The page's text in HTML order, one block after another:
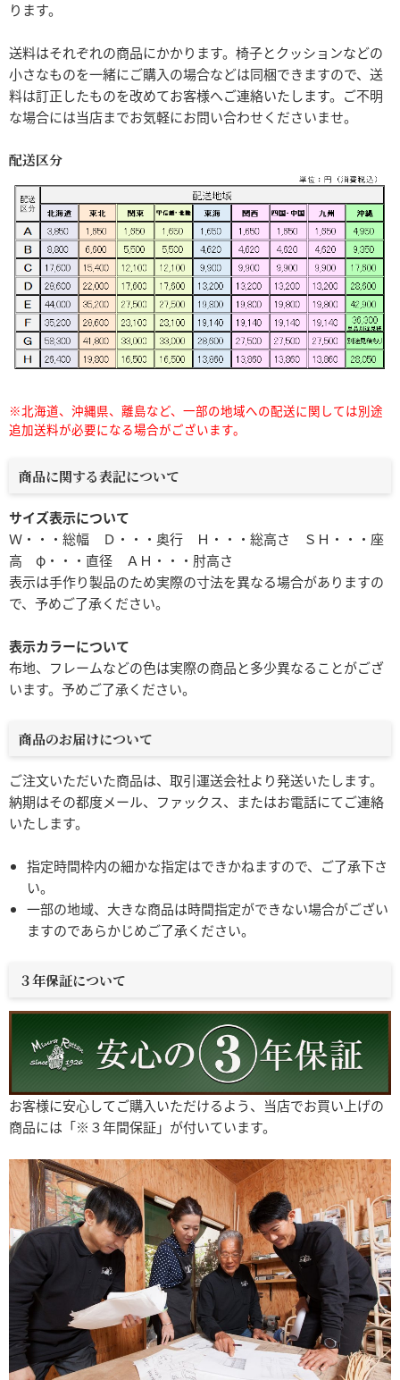
ります。
送料はそれぞれの商品にかかります。椅子とクッションなどの
小さなものを一緒にご購入の場合などは同梱できますので、送
料は訂正したものを改めてお客様へご連絡いたします。ご不明
な場合には当店までお気軽にお問い合わせくださいませ。
配送区分
※北海道、沖縄県、離島など、一部の地域への配送に関しては別途
追加送料が必要になる場合がございます。
商品に関する表記について
サイズ表示について
Ｗ・・・総幅 Ｄ・・・奥行 Ｈ・・・総高さ ＳＨ・・・座
高 φ・・・直径 ＡＨ・・・肘高さ
表示は手作り製品のため実際の寸法を異なる場合がありますの
で、予めご了承ください。
表示カラーについて
布地、フレームなどの色は実際の商品と多少異なることがござ
います。予めご了承ください。
商品のお届けについて
ご注文いただいた商品は、取引運送会社より発送いたします。
納期はその都度メール、ファックス、またはお電話にてご連絡
いたします。
指定時間枠内の細かな指定はできかねますので、ご了承下さ
い。
一部の地域、大きな商品は時間指定ができない場合がござい
ますのであらかじめご了承ください。
３年保証について
お客様に安心してご購入いただけるよう、当店でお買い上げの
商品には「※３年間保証」が付いています。